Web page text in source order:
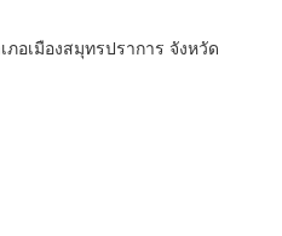
อเมืองสมุทรปราการ จังหวัด